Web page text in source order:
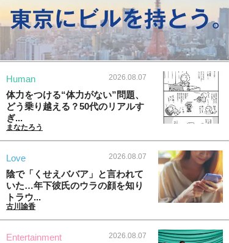
Human 2026.08.07
体力をつける“体力がない”問題、
どう乗り越える？50代のリアルす
ぎ...
まなたろう
Love 2026.08.07
陰で「くせえババア」と言われて
いた…年下彼氏のウラの顔を知り
トラウ...
古川諭香
Entertainment 2026.08.07